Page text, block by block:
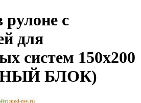
с
для
систем 150х200
БЛОК)